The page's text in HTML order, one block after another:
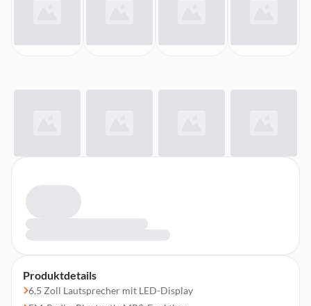
Produktdetails
6,5 Zoll Lautsprecher mit LED-Display